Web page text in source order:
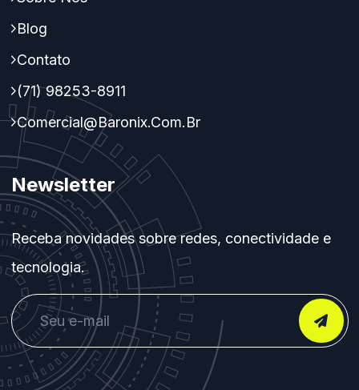
Blog
Contato
(71) 98253-8911
Comercial@baronix.com.br
Newsletter
Receba novidades sobre redes, conectividade e
tecnologia.